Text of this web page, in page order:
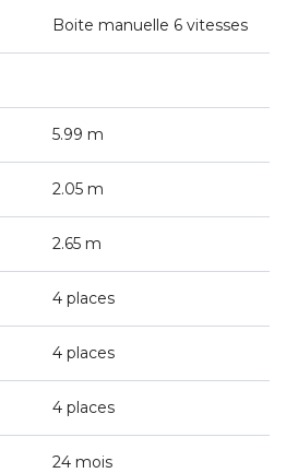
Boite manuelle 6 vitesses
5.99 m
2.05 m
2.65 m
4 places
4 places
4 places
24 mois